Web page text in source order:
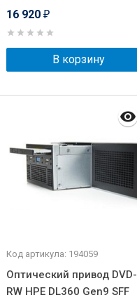
16 920 ₽
В корзину
Код артикула: 194059
Оптический привод DVD-
RW HPE DL360 Gen9 SFF